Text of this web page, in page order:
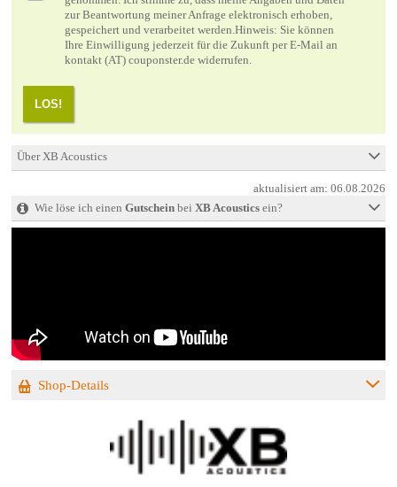
zur Beantwortung meiner Anfrage elektronisch erhoben,
gespeichert und verarbeitet werden.Hinweis: Sie können
Ihre Einwilligung jederzeit für die Zukunft per E-Mail an
kontakt (AT) couponster.de widerrufen.
LOS!
Über XB Acoustics
aktualisiert am:06.08.2026
Wie löse ich einen Gutscheinbei XB Acousticsein?
Shop-Details